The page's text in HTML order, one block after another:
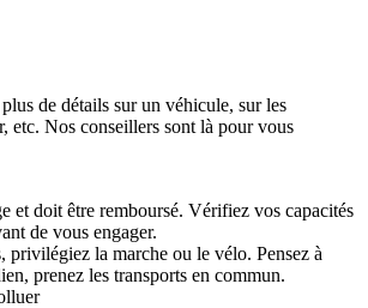
de détails sur un véhicule, sur les
etc. Nos conseillers sont là pour vous
et doit être remboursé. Vérifiez vos capacités
de vous engager.
privilégiez la marche ou le vélo. Pensez à
prenez les transports en commun.